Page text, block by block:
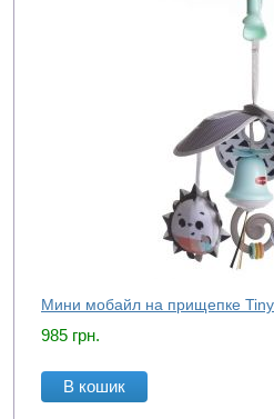
Мини мобайл на прищепке
985 грн.
В кошик